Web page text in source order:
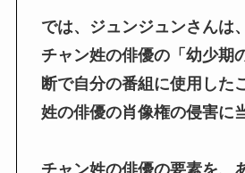
では、ジュンジュンさんは
チャン姓の俳優の「幼少期
断で自分の番組に使用した
姓の俳優の肖像権の侵害に